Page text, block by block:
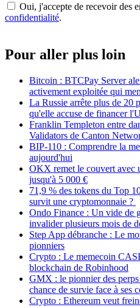
Oui, j'accepte de recevoir des
confidentialité.
Pour aller plus loin
Bitcoin : BTCPay Server
activement exploitée qui
La Russie arrête plus de 20
qu'elle accuse de financer
Franklin Templeton entre
Validators de Canton
BIP-110 : Comprendre la
aujourd'hui
OKX remet le couvert avec
jusqu'à 5 000 €
71,9 % des tokens du Top
survit une cryptomonnaie ?
Ondo Finance : Un vide de
invalider plusieurs mois de
Step App débranche : Le
pionniers
Crypto : Le memecoin
blockchain de Robinhood
GMX : le pionnier des
chance de survie face à ses
Crypto : Ethereum veut